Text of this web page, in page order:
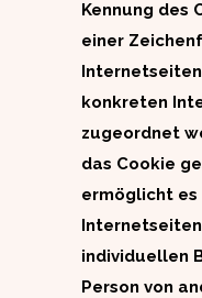
Kennung des
einer
konkreten
zugeordnet
das Cookie
ermöglicht es
individuellen
Person von